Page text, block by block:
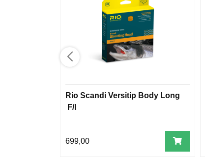
Rio Scandi Versitip Body Long
F/I
699,00